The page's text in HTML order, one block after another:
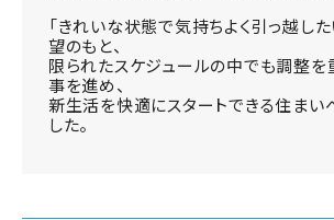
「きれいな状態で気持ちよく引っ越した
望のもと、
限られたスケジュールの中でも調整
事を進め、
新生活を快適にスタートできる住まい
した。